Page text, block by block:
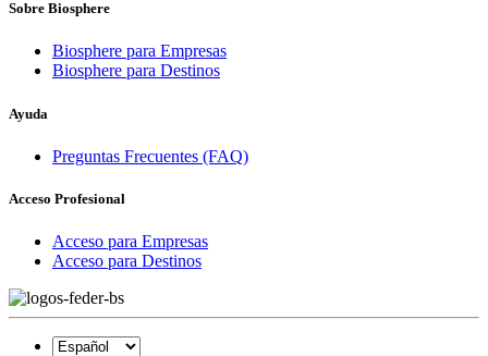
Sobre Biosphere
Biosphere para Empresas
Biosphere para Destinos
Ayuda
Preguntas Frecuentes (FAQ)
Acceso Profesional
Acceso para Empresas
Acceso para Destinos